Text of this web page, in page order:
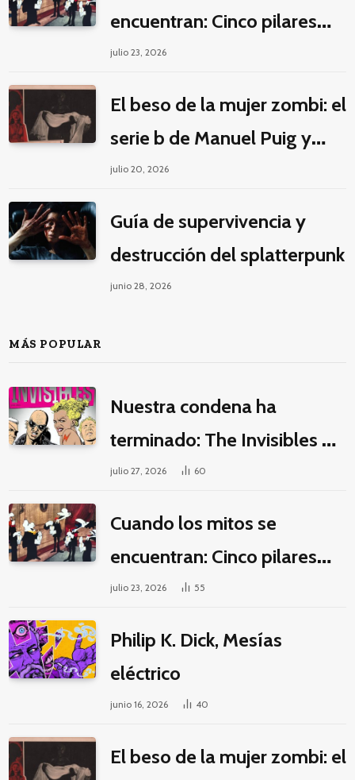
encuentran: Cinco pilares
éticos para una fantasía
julio 23, 2026
El beso de la mujer zombi: el
serie b de Manuel Puig y
Jacques Tourneur
julio 20, 2026
Guía de supervivencia y
destrucción del splatterpunk
junio 28, 2026
MÁS POPULAR
Nuestra condena ha
terminado: The Invisibles y
la guerra por la imaginación
julio 27, 2026 60
Cuando los mitos se
encuentran: Cinco pilares
éticos para una fantasía
julio 23, 2026 55
Philip K. Dick, Mesías
eléctrico
junio 16, 2026 40
El beso de la mujer zombi: el